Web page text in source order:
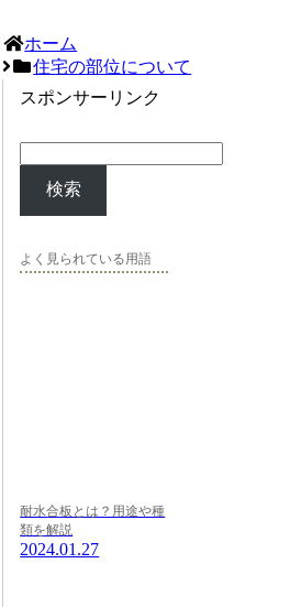
ホーム
住宅の部位について
スポンサーリンク
検索
よく見られている用語
耐水合板とは？用途や種
類を解説
2024.01.27